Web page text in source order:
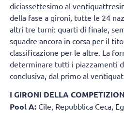
diciassettesimo al
della fase a gironi, tutte le 24
altri tre turni: quarti di finale,
squadre ancora in corsa per il
classificazione per le altre. La
determinare tutti i piazzamenti
conclusiva, dal primo al
I GIRONI DELLA
Pool A: Cile, Repubblica Ceca,